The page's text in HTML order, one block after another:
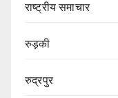
राष्ट्रीय समाचार
रुड़की
रुद्रपुर